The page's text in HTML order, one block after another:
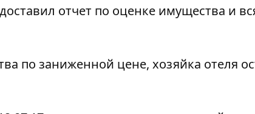
отчет по оценке имущества и
по заниженной цене, хозяйка отеля